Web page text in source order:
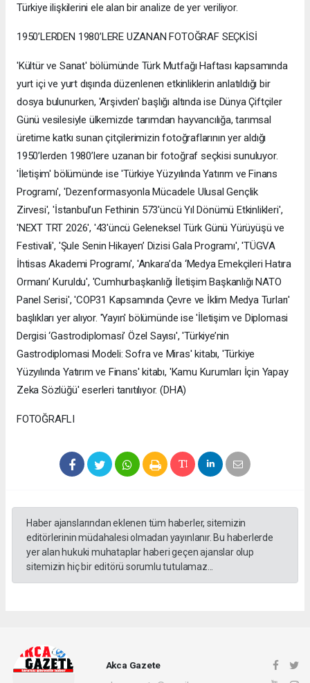
Türkiye ilişkilerini ele alan bir analize de yer veriliyor.
1950’LERDEN 1980’LERE UZANAN FOTOĞRAF SEÇKİSİ
'Kültür ve Sanat' bölümünde Türk Mutfağı Haftası kapsamında
yurt içi ve yurt dışında düzenlenen etkinliklerin anlatıldığı bir
dosya bulunurken, 'Arşivden' başlığı altında ise Dünya Çiftçiler
Günü vesilesiyle ülkemizde tarımdan hayvancılığa, tarımsal
üretime katkı sunan çitçilerimizin fotoğraflarının yer aldığı
1950’lerden 1980’lere uzanan bir fotoğraf seçkisi sunuluyor.
'İletişim' bölümünde ise 'Türkiye Yüzyılında Yatırım ve Finans
Programı', 'Dezenformasyonla Mücadele Ulusal Gençlik
Zirvesi', 'İstanbul’un Fethinin 573'üncü Yıl Dönümü Etkinlikleri',
'NEXT TRT 2026', '43'üncü Geleneksel Türk Günü Yürüyüşü ve
Festivali', 'Şule Senin Hikayen’ Dizisi Gala Programı', 'TÜGVA
İhtisas Akademi Programı', 'Ankara’da ‘Medya Emekçileri Hatıra
Ormanı’ Kuruldu', 'Cumhurbaşkanlığı İletişim Başkanlığı NATO
Panel Serisi', 'COP31 Kapsamında Çevre ve İklim Medya Turları'
başlıkları yer alıyor. 'Yayın' bölümünde ise 'İletişim ve Diplomasi
Dergisi ‘Gastrodiplomasi’ Özel Sayısı', 'Türkiye’nin
Gastrodiplomasi Modeli: Sofra ve Miras' kitabı, 'Türkiye
Yüzyılında Yatırım ve Finans' kitabı, 'Kamu Kurumları İçin Yapay
Zeka Sözlüğü' eserleri tanıtılıyor. (DHA)
FOTOĞRAFLI
Haber ajanslarından eklenen tüm haberler, sitemizin
editörlerinin müdahalesi olmadan yayınlanır. Bu haberlerde
yer alan hukuki muhataplar haberi geçen ajanslar olup
sitemizin hiç bir editörü sorumlu tutulamaz...
Akca Gazete